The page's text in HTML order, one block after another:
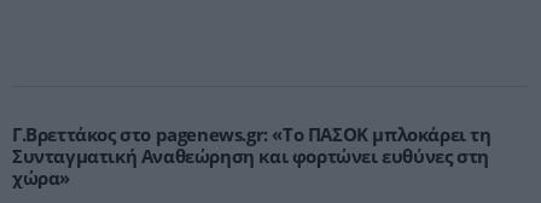
Γ.Βρεττάκος στο pagenews.gr: «Το ΠΑΣΟΚ μπλοκάρει τη
Συνταγματική Αναθεώρηση και φορτώνει ευθύνες στη
χώρα»